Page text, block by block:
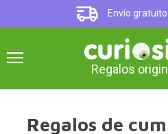
Envío
Regalos
Regalos de